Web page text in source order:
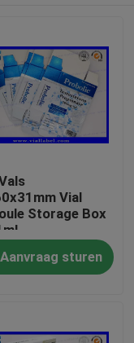
Vial
Storage Box
Aanvraag sturen